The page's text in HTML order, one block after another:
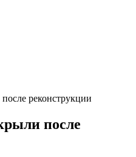
реконструкции
после